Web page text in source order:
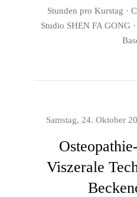
Stunden pro Kurstag ·
Studio SHEN FA GONG
Samstag, 24. Oktober
Viszerale